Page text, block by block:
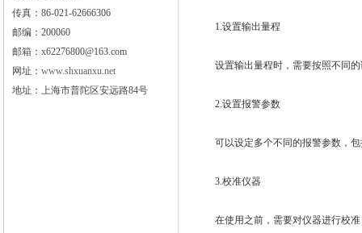
传真：86-021-62666306
邮编：200060
邮箱：x62276800@163.com
网址： www.shxuanxu.net
地址：上海市普陀区安远路84号
1.设置输出量程
设置输出量程时，需要按照不同的
2.设置报警参数
可以设定多个不同的报警参数，包
3.校准仪器
在使用之前，需要对仪器进行校准